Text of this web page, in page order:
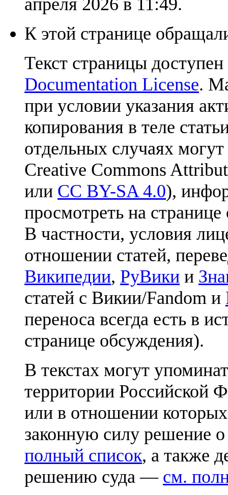
К этой странице
Текст страницы
Documentation License.
при условии указания
копирования в теле
отдельных случаях
Creative Commons
или CC BY-SA 4.0),
просмотреть на
В частности, условия
отношении статей,
Википедии, РуВики и
статей с Викии/Fandom и
переноса всегда есть в
странице обсуждения).
В текстах могут
территории Российской
или в отношении
законную силу решение
полный список, а также
решению суда — см.